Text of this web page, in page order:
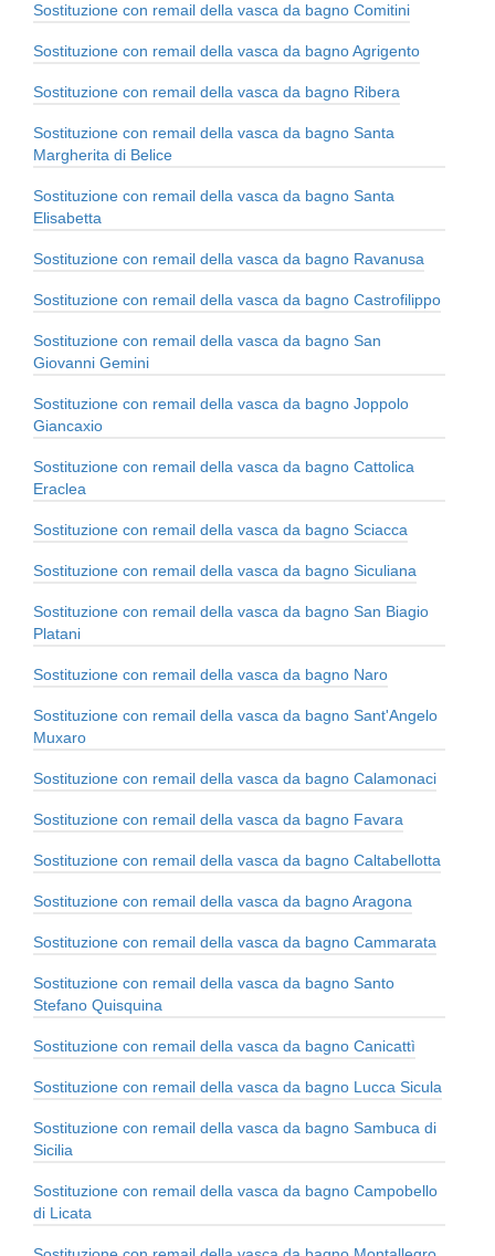
Sostituzione con remail della vasca da bagno Comitini
Sostituzione con remail della vasca da bagno Agrigento
Sostituzione con remail della vasca da bagno Ribera
Sostituzione con remail della vasca da bagno Santa
Margherita di Belice
Sostituzione con remail della vasca da bagno Santa
Elisabetta
Sostituzione con remail della vasca da bagno Ravanusa
Sostituzione con remail della vasca da bagno Castrofilippo
Sostituzione con remail della vasca da bagno San
Giovanni Gemini
Sostituzione con remail della vasca da bagno Joppolo
Giancaxio
Sostituzione con remail della vasca da bagno Cattolica
Eraclea
Sostituzione con remail della vasca da bagno Sciacca
Sostituzione con remail della vasca da bagno Siculiana
Sostituzione con remail della vasca da bagno San Biagio
Platani
Sostituzione con remail della vasca da bagno Naro
Sostituzione con remail della vasca da bagno Sant'Angelo
Muxaro
Sostituzione con remail della vasca da bagno Calamonaci
Sostituzione con remail della vasca da bagno Favara
Sostituzione con remail della vasca da bagno Caltabellotta
Sostituzione con remail della vasca da bagno Aragona
Sostituzione con remail della vasca da bagno Cammarata
Sostituzione con remail della vasca da bagno Santo
Stefano Quisquina
Sostituzione con remail della vasca da bagno Canicattì
Sostituzione con remail della vasca da bagno Lucca Sicula
Sostituzione con remail della vasca da bagno Sambuca di
Sicilia
Sostituzione con remail della vasca da bagno Campobello
di Licata